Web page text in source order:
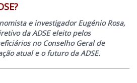
e investigador Eugénio Rosa,
da ADSE eleito pelos
no Conselho Geral de
atual e o futuro da ADSE.